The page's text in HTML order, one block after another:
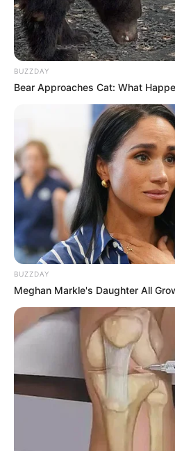
BUZZDAY
Bear Approaches Cat: What
BUZZDAY
Meghan Markle's Daughter All